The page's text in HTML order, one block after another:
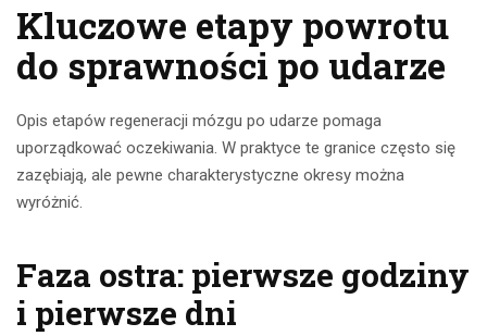
Kluczowe etapy powrotu
do sprawności po udarze
Opis etapów regeneracji mózgu po udarze pomaga
uporządkować oczekiwania. W praktyce te granice często się
zazębiają, ale pewne charakterystyczne okresy można
wyróżnić.
Faza ostra: pierwsze godziny
i pierwsze dni